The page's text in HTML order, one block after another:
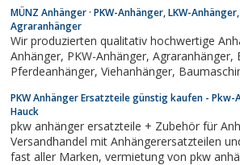
MÜNZ Anhänger · PKW-Anhänger, LKW-Anhänger,
Agraranhänger
Wir produzierten qualitativ hochwertige
Anhänger, PKW-Anhänger, Agraranhänger, Einachser,
Pferdeanhänger, Viehanhänger,
PKW Anhänger Ersatzteile günstig kaufen - Pkw-
Hauck
pkw anhänger ersatzteile + Zubehör für
Versandhandel mit Anhängerersatzteilen
fast aller Marken, vermietung von pkw